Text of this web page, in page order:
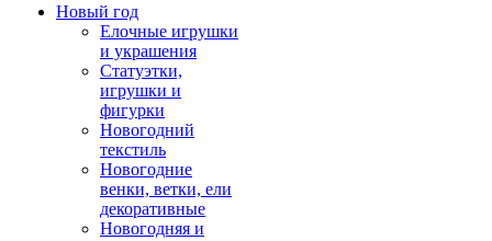
Новый год
Елочные игрушки
и украшения
Статуэтки,
игрушки и
фигурки
Новогодний
текстиль
Новогодние
венки, ветки, ели
декоративные
Новогодняя и